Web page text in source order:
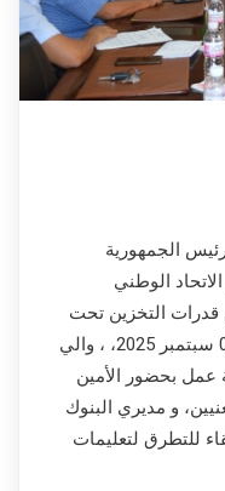
الجمهورية
الوطني
قدرات التخزين تحت
التبريد، عقدت مساء اليوم الإثنين 01 سبتمبر 2025، ، والي
عمل بحضور الأمين
و مديري البنوك
للتطرق لتعليمات